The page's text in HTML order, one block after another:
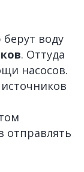
воду
. Оттуда
насосов.
отправлять